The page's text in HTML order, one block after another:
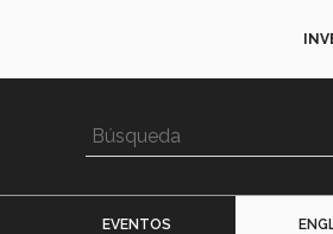
EVENTOS